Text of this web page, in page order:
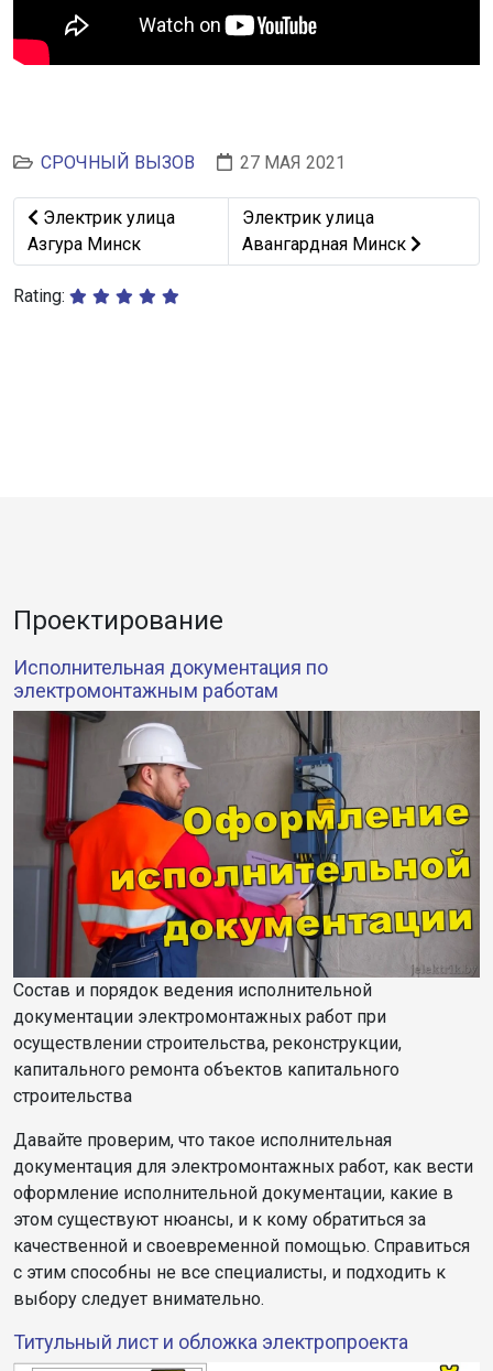
СРОЧНЫЙ ВЫЗОВ 27 МАЯ 2021
Предыдущий: Электрик улица Азгура Минск
Электрик улица
Азгура Минск
Следующий: Электрик улица
Электрик улица
Авангардная Минск
Rating:
Проектирование
Исполнительная документация по
электромонтажным работам
Состав и порядок ведения исполнительной
документации электромонтажных работ при
осуществлении строительства, реконструкции,
капитального ремонта объектов капитального
строительства
Давайте проверим, что такое исполнительная
документация для электромонтажных работ, как вести
оформление исполнительной документации, какие в
этом существуют нюансы, и к кому обратиться за
качественной и своевременной помощью. Справиться
с этим способны не все специалисты, и подходить к
выбору следует внимательно.
Титульный лист и обложка электропроекта